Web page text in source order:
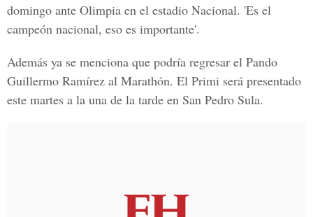
domingo ante Olimpia en el estadio Nacional. 'Es el
campeón nacional, eso es importante'.
Además ya se menciona que podría regresar el Pando
Guillermo Ramírez al Marathón. El Primi será presentado
este martes a la una de la tarde en San Pedro Sula.